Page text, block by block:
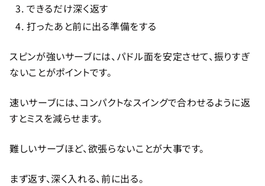
できるだけ深く返す
打ったあと前に出る準備をする
スピンが強いサーブには、パドル面を安定させて、振りすぎ
ないことがポイントです。
速いサーブには、コンパクトなスイングで合わせるように返
すとミスを減らせます。
難しいサーブほど、欲張らないことが大事です。
まず返す、深く入れる、前に出る。